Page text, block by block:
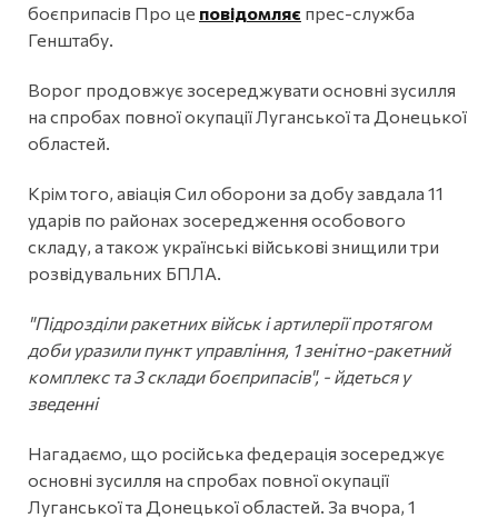
боєприпасів Про це повідомляє прес-служба
Генштабу.
Ворог продовжує зосереджувати основні зусилля
на спробах повної окупації Луганської та Донецької
областей.
Крім того, авіація Сил оборони за добу завдала 11
ударів по районах зосередження особового
складу, а також українські військові знищили три
розвідувальних БПЛА.
"Підрозділи ракетних військ і артилерії протягом
доби уразили пункт управління, 1 зенітно-ракетний
комплекс та 3 склади боєприпасів", - йдеться у
зведенні
Нагадаємо, що російська федерація зосереджує
основні зусилля на спробах повної окупації
Луганської та Донецької областей. За вчора, 1